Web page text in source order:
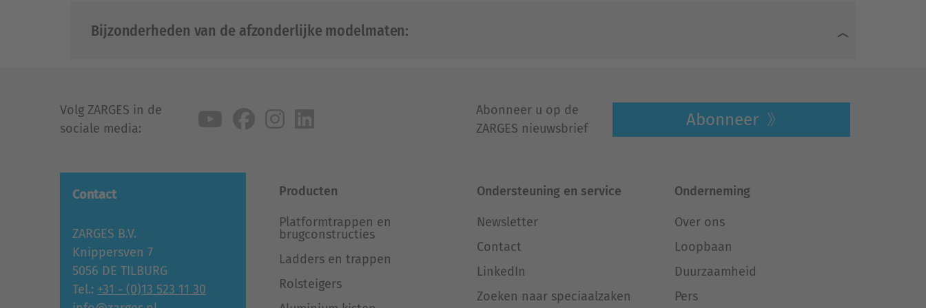
Bijzonderheden van de afzonderlijke modelmaten:
Volg ZARGES in de
sociale media:
Abonneer u op de
ZARGES nieuwsbrief
Abonneer
Contact
ZARGES B.V.
Knippersven 7
5056 DE TILBURG
Tel.: +31 - (0)13 523 11 30
Producten
Platformtrappen en
brugconstructies
Ladders en trappen
Rolsteigers
Ondersteuning en service
Newsletter
Contact
LinkedIn
Zoeken naar speciaalzaken
Onderneming
Over ons
Loopbaan
Duurzaamheid
Pers